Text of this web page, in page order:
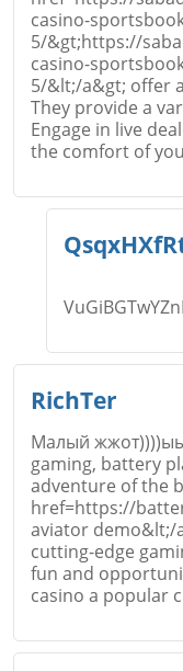
casino-
5/&gt;https://
casino-
5/&lt;/a&gt; offer
They provide a
Engage in live
the comfort of
Email
Коментар*
Email
RichTer
Малый
gaming, battery
adventure of the
href=https://
aviator demo&lt;/
cutting-edge
fun and
casino a popular